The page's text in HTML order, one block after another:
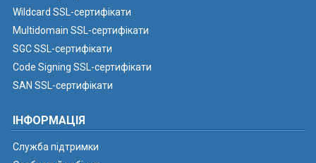
Wildcard SSL-сертифікати
Multidomain SSL-сертифікати
SGC SSL-сертифікати
Code Signing SSL-сертифікати
SAN SSL-сертифікати
ІНФОРМАЦІЯ
Служба підтримки